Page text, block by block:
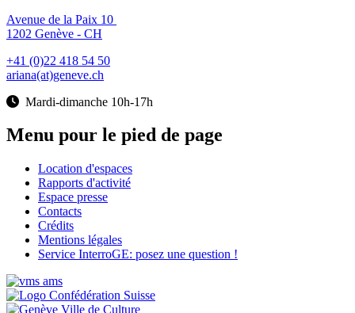
Avenue de la Paix 10
1202 Genève - CH
+41 (0)22 418 54 50
ariana(at)geneve.ch
Mardi-dimanche 10h-17h
Menu pour le pied de page
Location d'espaces
Rapports d'activité
Espace presse
Contacts
Crédits
Mentions légales
Service InterroGE: posez une question !